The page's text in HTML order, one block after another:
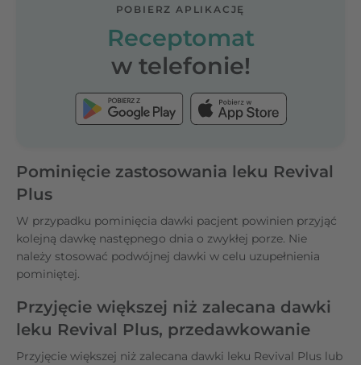
POBIERZ APLIKACJĘ
Receptomat
w telefonie!
Pominięcie zastosowania leku Revival
Plus
W przypadku pominięcia dawki pacjent powinien przyjąć
kolejną dawkę następnego dnia o zwykłej porze. Nie
należy stosować podwójnej dawki w celu uzupełnienia
pominiętej.
Przyjęcie większej niż zalecana dawki
leku Revival Plus, przedawkowanie
Przyjęcie większej niż zalecana dawki leku Revival Plus lub